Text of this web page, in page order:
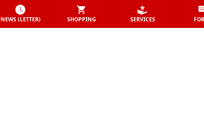
NEWS (LETTER) SHOPPING SERVICES